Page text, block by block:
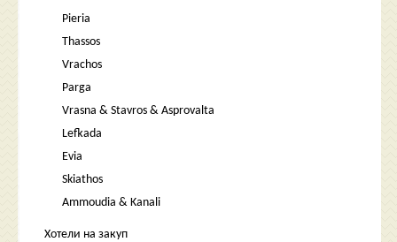
Pieria
Thassos
Vrachos
Parga
Vrasna & Stavros & Asprovalta
Lefkada
Evia
Skiathos
Ammoudia & Kanali
Хотели на закуп